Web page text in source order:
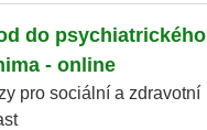
do psychiatrického
- online
pro sociální a zdravotní